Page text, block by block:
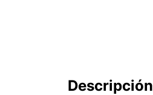
Descripción